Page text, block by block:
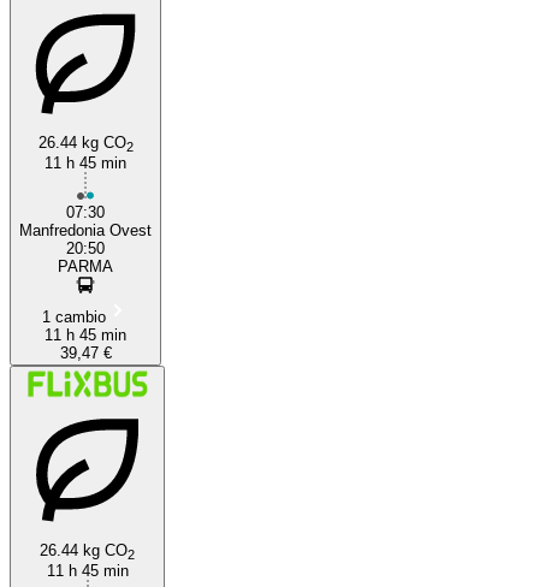
26.44 kg CO2
11 h 45 min
07:30
Manfredonia Ovest
20:50
PARMA
1 cambio
11 h 45 min
39,47 €
26.44 kg CO2
11 h 45 min